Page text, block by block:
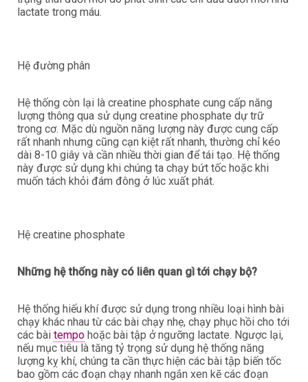
lactate trong máu.
Hệ đường phân
Hệ thống còn lại là creatine phosphate cung cấp năng
lượng thông qua sử dụng creatine phosphate dự trữ
trong cơ. Mặc dù nguồn năng lượng này được cung cấp
rất nhanh nhưng cũng cạn kiệt rất nhanh, thường chỉ kéo
dài 8-10 giây và cần nhiều thời gian để tái tạo. Hệ thống
này được sử dụng khi chúng ta chạy bứt tốc hoặc khi
muốn tách khỏi đám đông ở lúc xuất phát.
Hệ creatine phosphate
Những hệ thống này có liên quan gì tới chạy bộ?
Hệ thống hiếu khí được sử dụng trong nhiều loại hình bài
chạy khác nhau từ các bài chạy nhẹ, chạy phục hồi cho tới
các bài tempo hoặc bài tập ở ngưỡng lactate. Ngược lại,
nếu mục tiêu là tăng tỷ trọng sử dụng hệ thống năng
lượng kỵ khí, chúng ta cần thực hiện các bài tập biến tốc
bao gồm các đoạn chạy nhanh ngắn xen kẽ các đoạn